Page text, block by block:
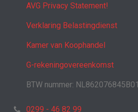
AVG Privacy Statement!
Verklaring Belastingdienst
Kamer van Koophandel
G-rekeningovereenkomst
BTW nummer: NL862076845B01
0299 - 46 82 99